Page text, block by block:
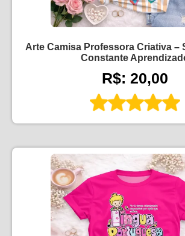
Arte Camisa Professora Criativa –
Constante
R$: 20,00